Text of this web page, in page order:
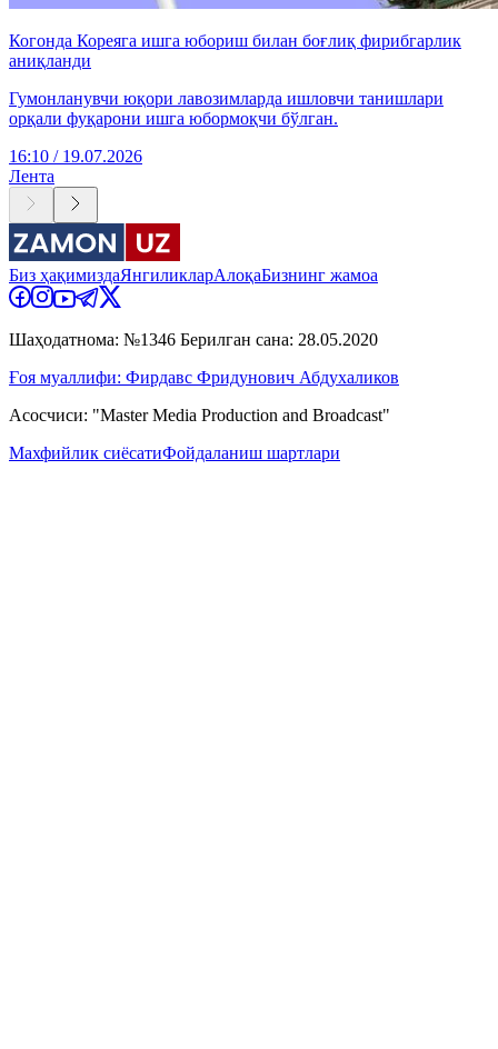
Когонда Кореяга ишга юбориш билан боғлиқ фирибгарлик
аниқланди
Гумонланувчи юқори лавозимларда ишловчи танишлари
орқали фуқарони ишга юбормоқчи бўлган.
16:10 / 19.07.2026
Лента
Биз ҳақимиздаЯнгиликларАлоқаБизнинг жамоа
Шаҳодатнома: №1346 Берилган сана: 28.05.2020
Ғоя муаллифи: Фирдавс Фридунович Абдухаликов
Асосчиси: "Master Media Production and Broadcast"
Махфийлик сиёсатиФойдаланиш шартлари